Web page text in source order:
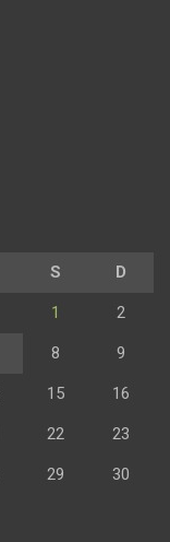
S D
1 2
8 9
15 16
22 23
29 30